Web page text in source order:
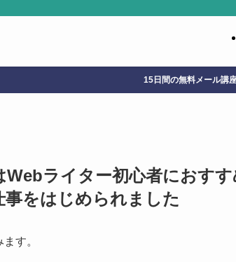
15日間の無料メール講
ライター初心者におす
をはじめられました
す。